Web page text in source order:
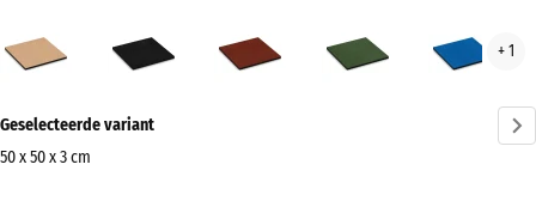
(active)
+ 1
informatie
over
Geselecteerde variant
50 x 50 x 3 cm